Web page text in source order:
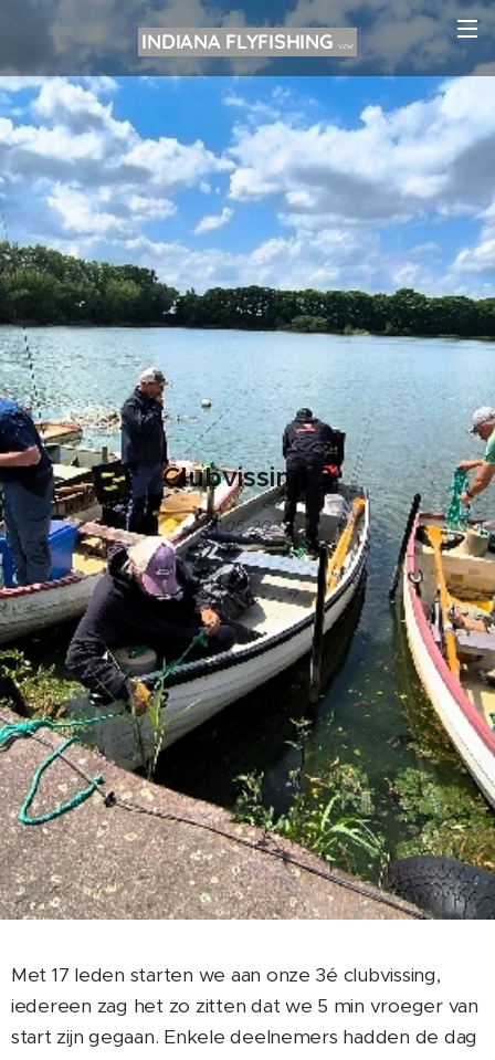
INDIANA FLYFISHINGVZW
Clubvissing 3
17-05-2025
Met 17 leden starten we aan onze 3é clubvissing,
iedereen zag het zo zitten dat we 5 min vroeger van
start zijn gegaan. Enkele deelnemers hadden de dag